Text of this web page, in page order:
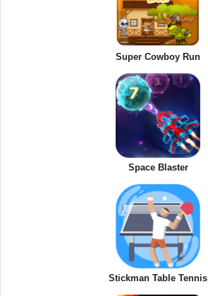
Super Cowboy Run
Space Blaster
Stickman Table Tennis